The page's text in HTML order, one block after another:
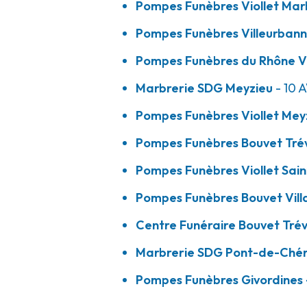
Pompes Funèbres Bouvet - Villars-les-
219 Rue De Bresse -01330 Villars-les-Dombes
Consulter l'agence 04 74 98 01 00
A votre écoute 24h/24 7j/7
Centre Funéraire Bouvet - Trévoux
508 Allée Des Filieristes - 01600 Trévoux
Consulter l'agence 04 74 08 16 39
Pompes Funèbres Viollet
Pompes Funèbres
Pompes Funèbres du Rhône
Marbrerie SDG Meyzieu - 10
Pompes Funèbres Viollet
Pompes Funèbres Bouvet
Pompes Funèbres Viollet
Pompes Funèbres Bouvet
Centre Funéraire Bouvet
Marbrerie SDG Pont-de-
Pompes Funèbres